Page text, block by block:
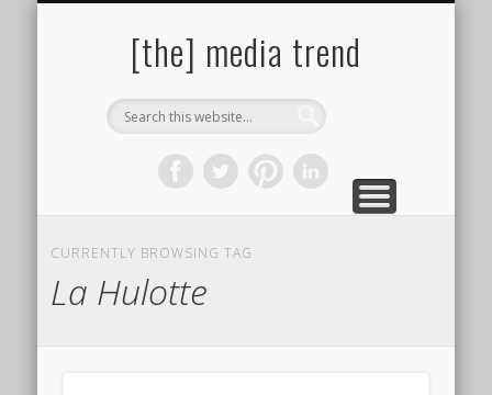
[the] media trend
CURRENTLY BROWSING TAG
La Hulotte